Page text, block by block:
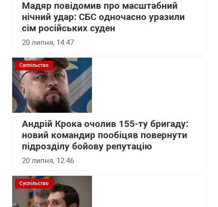
Мадяр повідомив про масштабний
нічний удар: СБС одночасно уразили
сім російських суден
20 липня, 14:47
Суспільство
Андрій Крока очолив 155-ту бригаду:
новий командир пообіцяв повернути
підрозділу бойову репутацію
20 липня, 12:46
Суспільство